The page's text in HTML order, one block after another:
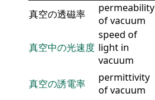
真空の透磁率
permeability
of vacuum
真空中の光速度
speed of
light in
vacuum
真空の誘電率
permittivity
of vacuum